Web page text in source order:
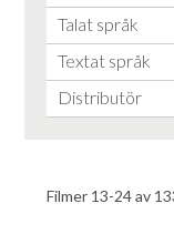
Talat språk
Textat språk
Distributör
Filmer 13-24av